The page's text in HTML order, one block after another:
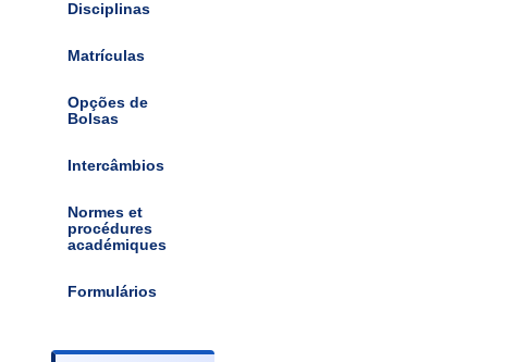
Disciplinas
Matrículas
Opções de
Bolsas
Intercâmbios
Normes et
procédures
académiques
Formulários